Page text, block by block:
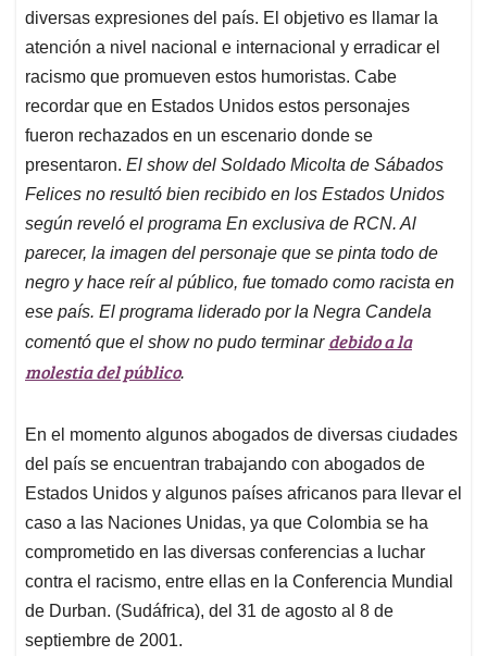
diversas expresiones del país. El objetivo es llamar la
atención a nivel nacional e internacional y erradicar el
racismo que promueven estos humoristas. Cabe
recordar que en Estados Unidos estos personajes
fueron rechazados en un escenario donde se
presentaron. El show del Soldado Micolta de Sábados
Felices no resultó bien recibido en los Estados Unidos
según reveló el programa En exclusiva de RCN. Al
parecer, la imagen del personaje que se pinta todo de
negro y hace reír al público, fue tomado como racista en
ese país. El programa liderado por la Negra Candela
comentó que el show no pudo terminar debido a la
molestia del público.
En el momento algunos abogados de diversas ciudades
del país se encuentran trabajando con abogados de
Estados Unidos y algunos países africanos para llevar el
caso a las Naciones Unidas, ya que Colombia se ha
comprometido en las diversas conferencias a luchar
contra el racismo, entre ellas en la Conferencia Mundial
de Durban. (Sudáfrica), del 31 de agosto al 8 de
septiembre de 2001.